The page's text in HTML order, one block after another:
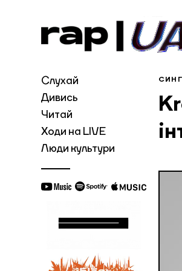
Слухай
Дивись
Читай
Ходи на LIVE
Люди культури